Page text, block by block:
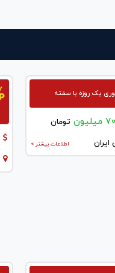
یک روزه با سفته
تومان
اطلاعات بیشتر >